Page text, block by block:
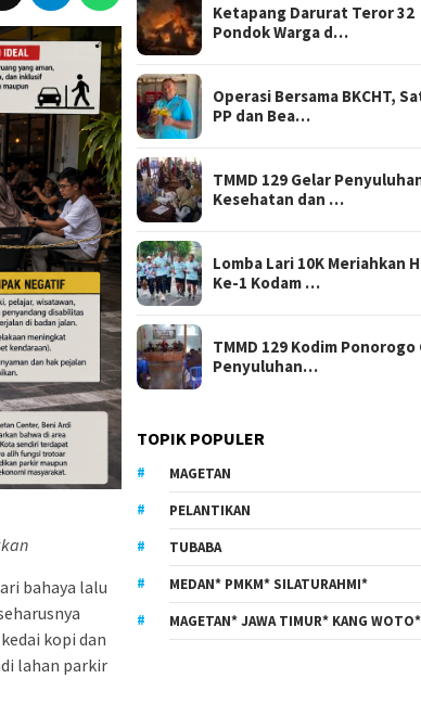
bahaya lalu
kopi dan
lahan parkir
Ketapang Darurat Teror 32
Pondok Warga d…
Operasi Bersama BKCHT,
PP dan Bea…
TMMD 129 Gelar
Kesehatan dan …
Lomba Lari 10K Meriahkan
Ke-1 Kodam …
TMMD 129 Kodim Ponorogo
Penyuluhan…
TOPIK POPULER
MAGETAN
PELANTIKAN
TUBABA
MEDAN* PMKM* SILATURAHMI*
MAGETAN* JAWA TIMUR* KANG